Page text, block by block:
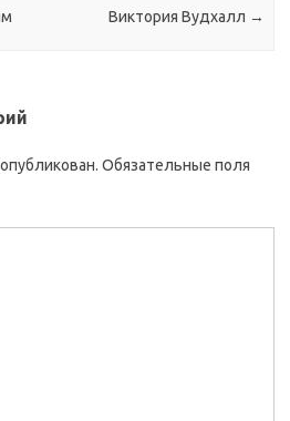
Виктория Вудхалл →
Обязательные поля